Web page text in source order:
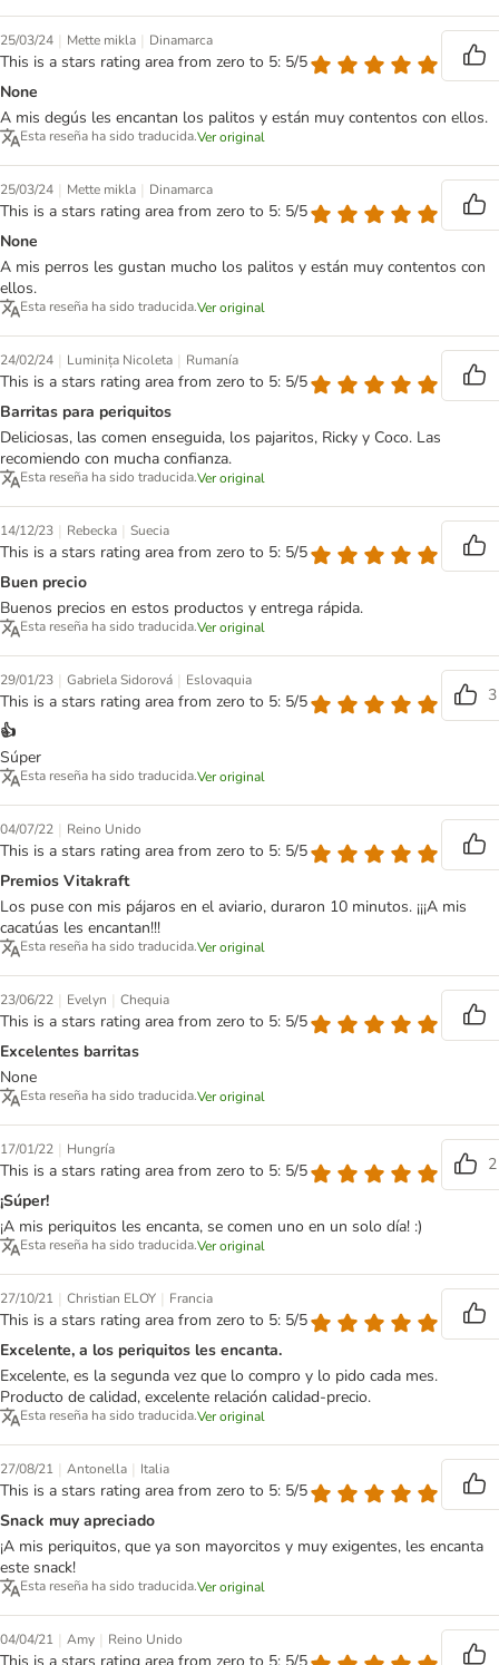
25/03/24 | Mette mikla | Dinamarca
This is a stars rating area from zero to 5: 5/5
None
A mis degús les encantan los palitos y están muy contentos con ellos.
Esta reseña ha sido traducida.Ver original
25/03/24 | Mette mikla | Dinamarca
This is a stars rating area from zero to 5: 5/5
None
A mis perros les gustan mucho los palitos y están muy contentos con
ellos.
Esta reseña ha sido traducida.Ver original
24/02/24 | Luminița Nicoleta | Rumanía
This is a stars rating area from zero to 5: 5/5
Barritas para periquitos
Deliciosas, las comen enseguida, los pajaritos, Ricky y Coco. Las
recomiendo con mucha confianza.
Esta reseña ha sido traducida.Ver original
14/12/23 | Rebecka | Suecia
This is a stars rating area from zero to 5: 5/5
Buen precio
Buenos precios en estos productos y entrega rápida.
Esta reseña ha sido traducida.Ver original
29/01/23 | Gabriela Sidorová | Eslovaquia
This is a stars rating area from zero to 5: 5/5
3
👍
Súper
Esta reseña ha sido traducida.Ver original
04/07/22 | Reino Unido
This is a stars rating area from zero to 5: 5/5
Premios Vitakraft
Los puse con mis pájaros en el aviario, duraron 10 minutos. ¡¡¡A mis
cacatúas les encantan!!!
Esta reseña ha sido traducida.Ver original
23/06/22 | Evelyn | Chequia
This is a stars rating area from zero to 5: 5/5
Excelentes barritas
None
Esta reseña ha sido traducida.Ver original
17/01/22 | Hungría
This is a stars rating area from zero to 5: 5/5
2
¡Súper!
¡A mis periquitos les encanta, se comen uno en un solo día! :)
Esta reseña ha sido traducida.Ver original
27/10/21 | Christian ELOY | Francia
This is a stars rating area from zero to 5: 5/5
Excelente, a los periquitos les encanta.
Excelente, es la segunda vez que lo compro y lo pido cada mes.
Producto de calidad, excelente relación calidad-precio.
Esta reseña ha sido traducida.Ver original
27/08/21 | Antonella | Italia
This is a stars rating area from zero to 5: 5/5
Snack muy apreciado
¡A mis periquitos, que ya son mayorcitos y muy exigentes, les encanta
este snack!
Esta reseña ha sido traducida.Ver original
04/04/21 | Amy | Reino Unido